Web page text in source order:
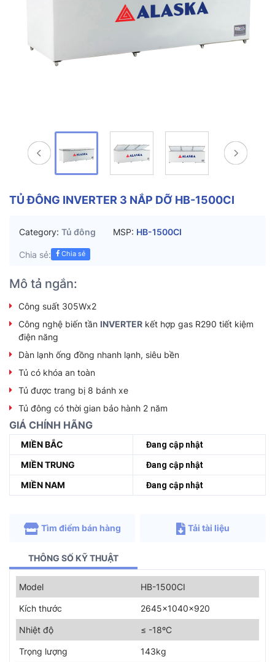
TỦ ĐÔNG INVERTER 3 NẮP DỠ HB-1500CI
Category: Tủ đông MSP: HB-1500CI
Chia sẻ: Chia sẻ
Mô tả ngắn:
Công suất 305Wx2
Công nghệ biến tần INVERTER kết hợp gas R290 tiết kiệm
điện năng
Dàn lạnh ống đồng nhanh lạnh, siêu bền
Tủ có khóa an toàn
Tủ được trang bị 8 bánh xe
Tủ đông có thời gian bảo hành 2 năm
GIÁ CHÍNH HÃNG
MIỀN BẮC Đang cập nhật
MIỀN TRUNG Đang cập nhật
MIỀN NAM Đang cập nhật
Tìm điểm bán hàng Tải tài liệu
THÔNG SỐ KỸ THUẬT
Model HB-1500CI
Kích thước 2645x1040x920
Nhiệt độ ≤ -18ºC
Trọng lượng 143kg